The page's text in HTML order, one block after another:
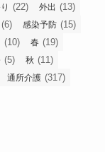
(22) 外出 (13)
(6) 感染予防 (15)
(10) 春 (19)
(5) 秋 (11)
通所介護 (317)